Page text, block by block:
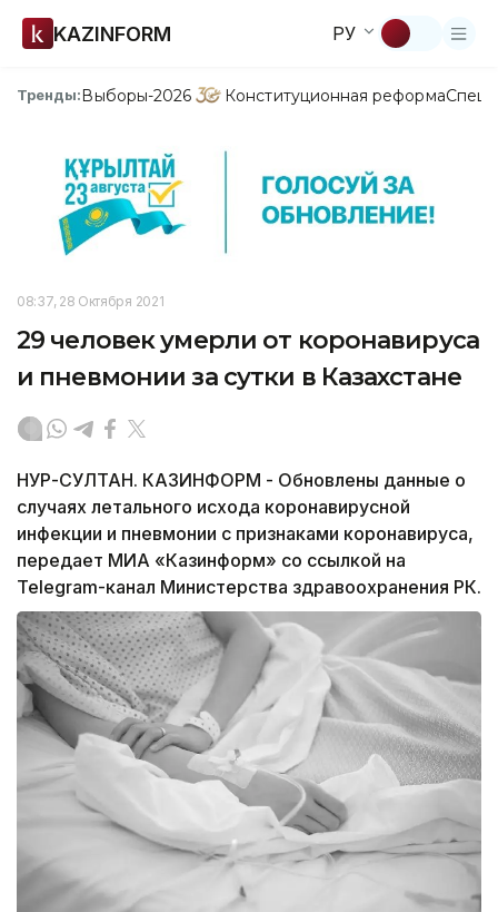
KAZINFORM РУ
Тренды:Выборы-2026 Конституционная реформа
08:37, 28 Октября 2021
29 человек умерли от коронавируса
и пневмонии за сутки в Казахстане
НУР-СУЛТАН. КАЗИНФОРМ - Обновлены данные о
случаях летального исхода коронавирусной
инфекции и пневмонии с признаками коронавируса,
передает МИА «Казинформ» со ссылкой на
Telegram-канал Министерства здравоохранения РК.